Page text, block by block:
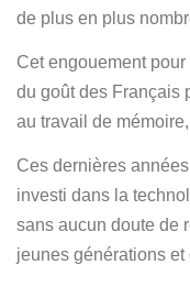
de plus en plus
Cet engouement pour
du goût des Français
au travail de
Ces dernières
investi dans la
sans aucun doute de
jeunes générations